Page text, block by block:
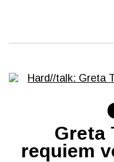
Greta
requiem